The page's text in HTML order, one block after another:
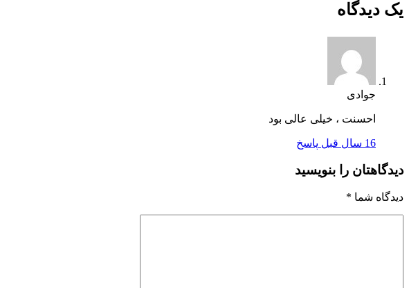
یک دیدگاه
جوادی
احسنت ، خیلی عالی بود
16 سال قبل پاسخ
دیدگاهتان را بنویسید
دیدگاه شما *